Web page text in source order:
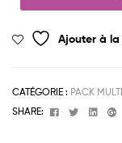
4
rémy
5"
Ajouter à
CATÉGORIE : PACK
SHARE:
FacebookTwitter